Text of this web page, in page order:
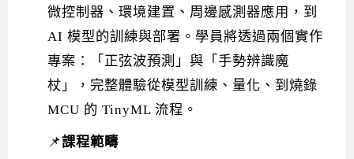
Python程式設計
Python程式設計(舊)
APCS寒暑假程式檢定班
Java 物件導向程式
Android ADK周邊裝置開發班
TI MSP430微控制器開發
生醫感測器整合設計班
NFC無線通訊設計實作班
物聯網Web整合應用實作班
轉職就業班
AIoT人工智慧與物聯網實戰人才就業班
AI智能醫療電子產品開發人才就業班
物聯網韌體工程師人才養成班
物聯網平台開發人才養成班(政府+企業雙重補助)
實體課程總覽
電腦視覺演算法-人臉識別實戰
OpenVINO邊緣運算實務
iPAS巨量資料分析師考照班
青少年AI人工智慧實作班
Python程式實戰養成學程
用樹莓派實現物聯網
微控制器、環境建置、周邊感測器應用，到
AI 模型的訓練與部署。學員將透過兩個實作
專案：「正弦波預測」與「手勢辨識魔
杖」，完整體驗從模型訓練、量化、到燒錄
MCU 的 TinyML 流程。
📌課程範疇